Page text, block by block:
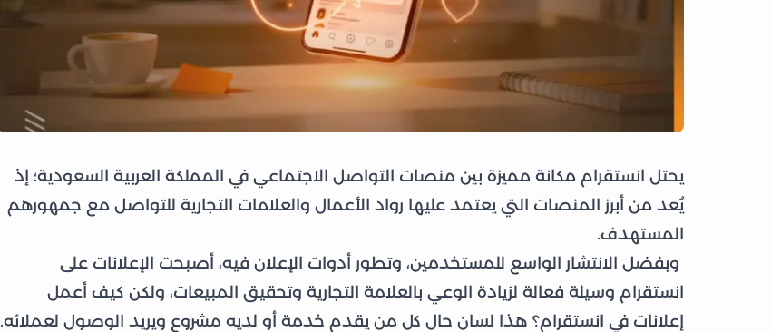
يحتل انستقرام مكانة مميزة بين منصات التواصل الاجتماعي في المملكة العربية السعودية؛ إذ
يُعد من أبرز المنصات التي يعتمد عليها رواد الأعمال والعلامات التجارية للتواصل مع جمهورهم
المستهدف.
وبفضل الانتشار الواسع للمستخدمين، وتطور أدوات الإعلان فيه، أصبحت الإعلانات على
انستقرام وسيلة فعالة لزيادة الوعي بالعلامة التجارية وتحقيق المبيعات، ولكن كيف أعمل
إعلانات في انستقرام؟ هذا لسان حال كل من يقدم خدمة أو لديه مشروع ويريد الوصول لعملائه.